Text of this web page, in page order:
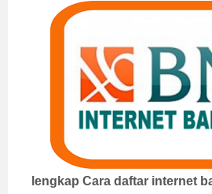
lengkap Cara daftar internet